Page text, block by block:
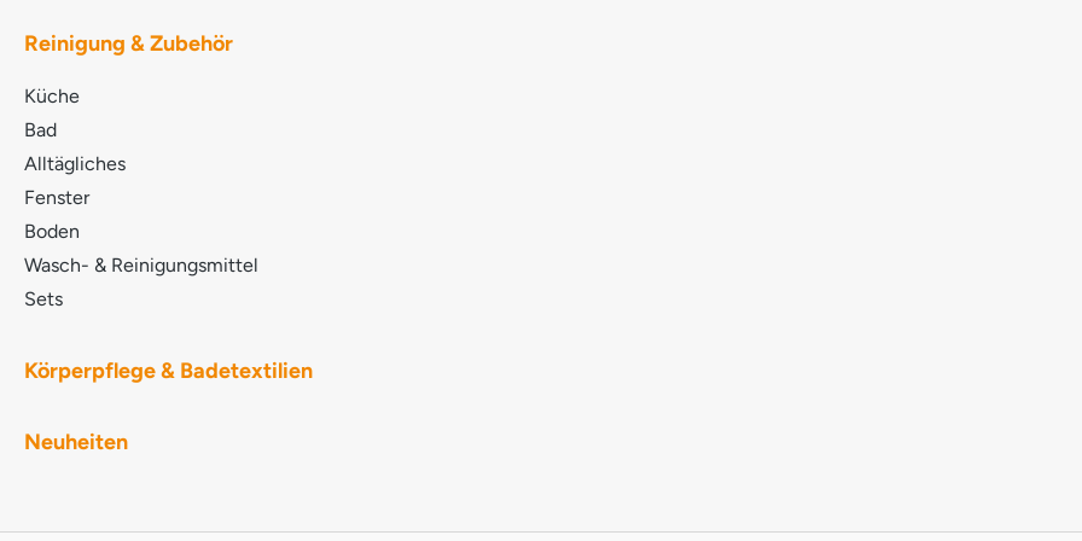
POLYGLUCOSE PARFUM Ätherische Öle
Methoxymethylbutanol POTASSIUM COCOATE
LACTIC ACID SODIUM HYDROXIDE LINALOOL
D,L-alpha-Pinen MYRISTYL ALCOHOL NATRIUM-
Reinigung & Zubehör
Küche
Bad
Alltägliches
Fenster
Boden
Wasch- & Reinigungsmittel
Sets
Körperpflege & Badetextilien
Neuheiten